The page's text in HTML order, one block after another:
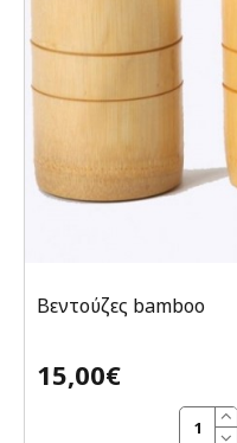
Βεντούζες bamboo
15,00€